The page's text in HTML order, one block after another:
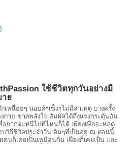
ใช้ชีวิตทุกวันอย่างมี
ย
เหนื่อยๆ นอยด์ๆเซ็งๆไม่มีสาเหตุ บางครั้ง
กาย ขาดพลังใจ สัมผัสได้ถึงแรงกระตุ้นอัน
อยากจะหนีไปที่ไหนก็ได้ เพียงเพื่อจะหลุด
วิถีชีวิตประจำวันเดิมๆที่เป็นอยู่ ณ ตอนนี้
คนก็เคยเป็นเหมือนกัน เฟื่องก็เคยเป็น และ